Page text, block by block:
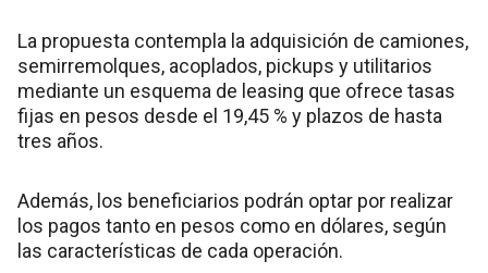
La propuesta contempla la adquisición de camiones,
semirremolques, acoplados, pickups y utilitarios
mediante un esquema de leasing que ofrece tasas
fijas en pesos desde el 19,45 % y plazos de hasta
tres años.
Además, los beneficiarios podrán optar por realizar
los pagos tanto en pesos como en dólares, según
las características de cada operación.